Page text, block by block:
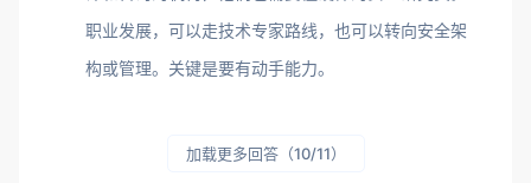
职业发展，可以走技术专家路线，也可以转向安全架
构或管理。关键是要有动手能力。
加载更多回答（10/11）